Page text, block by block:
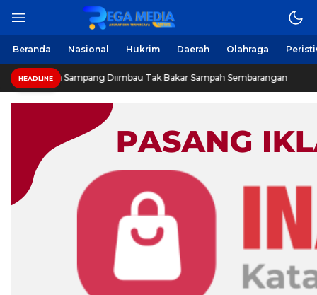
Regamedianews.com
Berita Harian Online
Beranda Nasional Hukrim Daerah Olahraga
HEADLINE
Warga Sampang Diimbau Tak Bakar Sampah Sembarangan